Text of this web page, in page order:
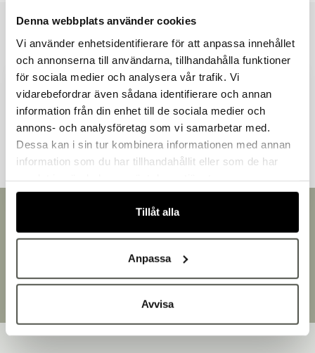
Denna webbplats använder cookies
Vi använder enhetsidentifierare för att anpassa innehållet
och annonserna till användarna, tillhandahålla funktioner
för sociala medier och analysera vår trafik. Vi
vidarebefordrar även sådana identifierare och annan
information från din enhet till de sociala medier och
annons- och analysföretag som vi samarbetar med.
Dessa kan i sin tur kombinera informationen med annan
information som du har tillhandahållit eller som de har
Tillåt alla
Anpassa
Avvisa
Liknande produkter
Andra kunder tittade även på
Leverans inom 3-5 arbetsdagar.
Över 30 000 produkter
Egen produktion
Designat och tillverkat i Småland
Välkommen till Bakers!
Handlar du som företag eller privatperson?
Fortsätt som privatperson